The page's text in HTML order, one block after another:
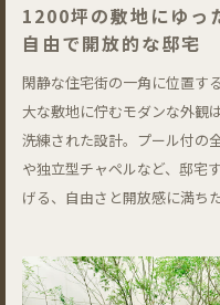
1200坪の敷地にゆっ
自由で開放的な邸宅
閑静な住宅街の一角に位置す
大な敷地に佇むモダンな外観
洗練された設計。プール付の
や独立型チャペルなど、邸宅
げる、自由さと開放感に満ち